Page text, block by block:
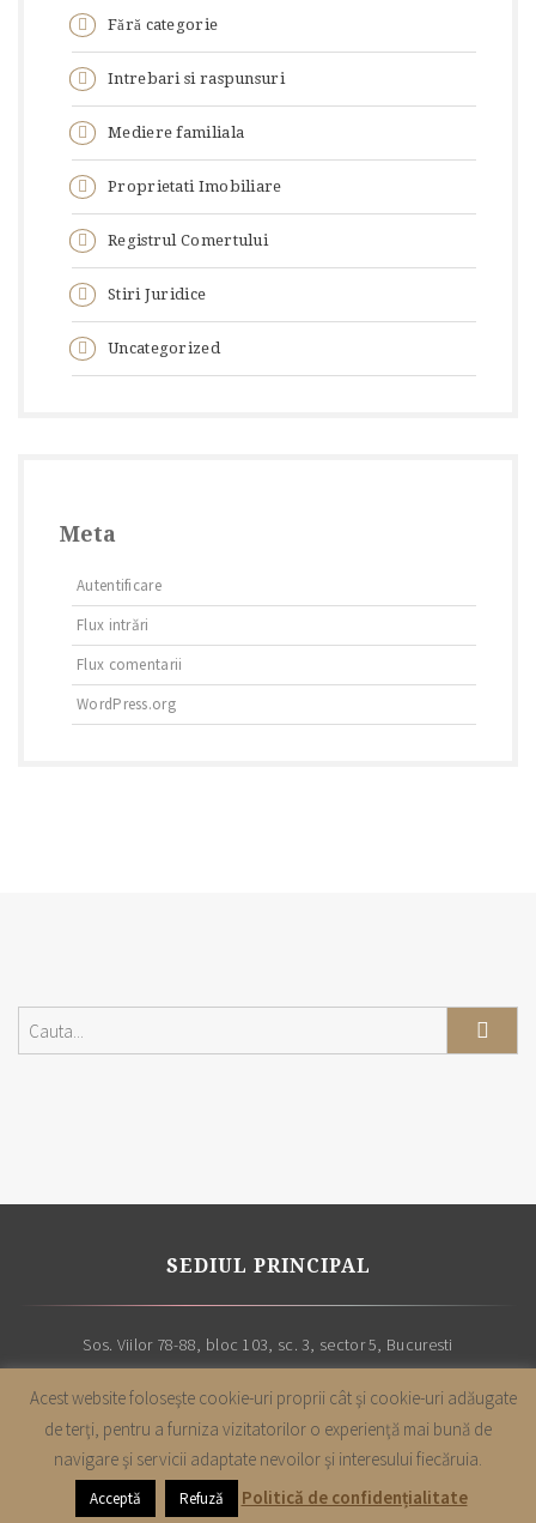
Fără categorie
Intrebari si raspunsuri
Mediere familiala
Proprietati Imobiliare
Registrul Comertului
Stiri Juridice
Uncategorized
Meta
Autentificare
Flux intrări
Flux comentarii
WordPress.org
SEDIUL PRINCIPAL
Sos. Viilor 78-88, bloc 103, sc. 3, sector 5, Bucuresti
Copyright |Cabinet avocatura Leon & Asociatii| Toate drepturile sunt
rezervate | 2019
Acest website foloseşte cookie-uri proprii cât şi cookie-uri adăugate
de terţi, pentru a furniza vizitatorilor o experienţă mai bună de
navigare şi servicii adaptate nevoilor şi interesului fiecăruia.
Acceptă Refuză Politică de confidențialitate